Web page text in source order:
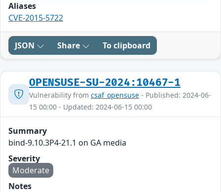
Aliases
CVE-2015-5722
JSON Share To clipboard
OPENSUSE-SU-2024:10467-1
Vulnerability from csaf_opensuse - Published: 2024-06-
15 00:00 - Updated: 2024-06-15 00:00
Summary
bind-9.10.3P4-21.1 on GA media
Severity
Moderate
Notes